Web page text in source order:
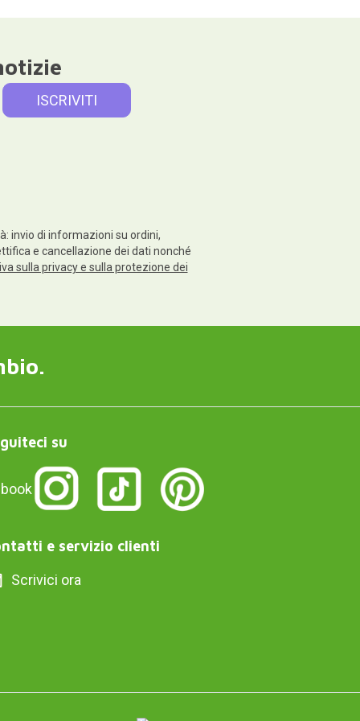
invio di informazioni su ordini,
e cancellazione dei dati nonché
sulla privacy e sulla protezione dei
su
e servizio clienti
Scrivici ora